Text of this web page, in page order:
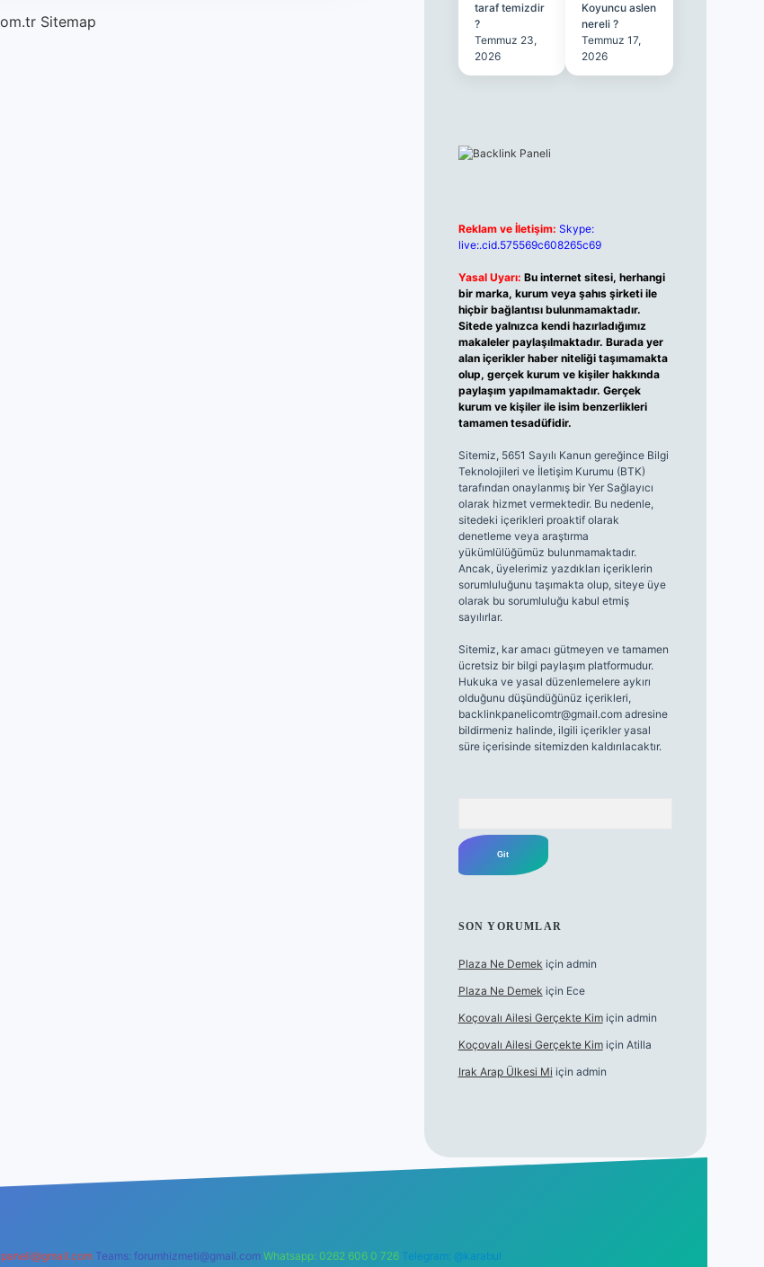
Sitemap
taraf temizdir
?
Temmuz 23,
2026
Koyuncu aslen
nereli ?
Temmuz 17,
2026
Reklam ve İletişim: Skype:
live:.cid.575569c608265c69
Yasal Uyarı: Bu internet sitesi, herhangi
bir marka, kurum veya şahıs şirketi ile
hiçbir bağlantısı bulunmamaktadır.
Sitede yalnızca kendi hazırladığımız
makaleler paylaşılmaktadır. Burada yer
alan içerikler haber niteliği taşımamakta
olup, gerçek kurum ve kişiler hakkında
paylaşım yapılmamaktadır. Gerçek
kurum ve kişiler ile isim benzerlikleri
tamamen tesadüfidir.
Sitemiz, 5651 Sayılı Kanun gereğince Bilgi
Teknolojileri ve İletişim Kurumu (BTK)
tarafından onaylanmış bir Yer Sağlayıcı
olarak hizmet vermektedir. Bu nedenle,
sitedeki içerikleri proaktif olarak
denetleme veya araştırma
yükümlülüğümüz bulunmamaktadır.
Ancak, üyelerimiz yazdıkları içeriklerin
sorumluluğunu taşımakta olup, siteye üye
olarak bu sorumluluğu kabul etmiş
sayılırlar.
Sitemiz, kar amacı gütmeyen ve tamamen
ücretsiz bir bilgi paylaşım platformudur.
Hukuka ve yasal düzenlemelere aykırı
olduğunu düşündüğünüz içerikleri,
backlinkpanelicomtr@gmail.comadresine
bildirmeniz halinde, ilgili içerikler yasal
süre içerisinde sitemizden kaldırılacaktır.
SON YORUMLAR
Plaza Ne Demek için admin
Plaza Ne Demek için Ece
Koçovalı Ailesi Gerçekte Kimiçin admin
Koçovalı Ailesi Gerçekte Kimiçin Atilla
Irak Arap Ülkesi Mi için admin
Teams: forumhizmeti@gmail.com Whatsapp: 0262 606 0 726 Telegram: @karabul